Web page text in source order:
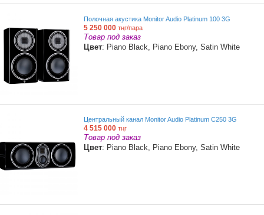
Полочная акустика Monitor Audio Platinum 100 3G
5 250 000 тңг/пара
Товар под заказ
Цвет: Piano Black, Piano Ebony, Satin White
Центральный канал Monitor Audio Platinum C250 3G
4 515 000 тңг
Товар под заказ
Цвет: Piano Black, Piano Ebony, Satin White